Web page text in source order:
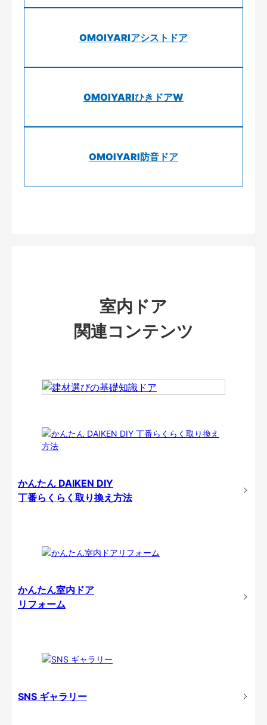
OMOIYARIアシストドア
OMOIYARIひきドアW
OMOIYARI防音ドア
室内ドア
関連コンテンツ
かんたん DAIKEN DIY
丁番らくらく取り換え方法
かんたん室内ドア
リフォーム
SNS ギャラリー